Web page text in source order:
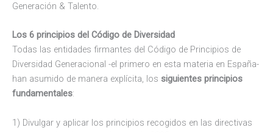
Generación & Talento.
Los 6 principios del Código de Diversidad
Todas las entidades firmantes del Código de Principios de
Diversidad Generacional -el primero en esta materia en España-
han asumido de manera explícita, los siguientes principios
fundamentales:
1) Divulgar y aplicar los principios recogidos en las directivas